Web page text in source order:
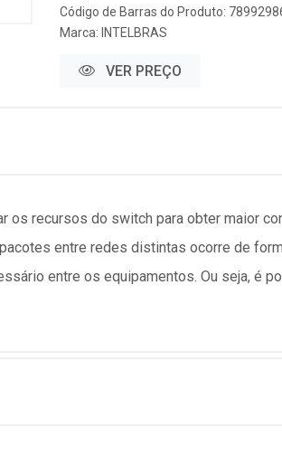
Código de Barras do Produto:
Marca: INTELBRAS
VER PREÇO
os recursos do switch para obter maior
entre redes distintas ocorre de
entre os equipamentos. Ou seja, é